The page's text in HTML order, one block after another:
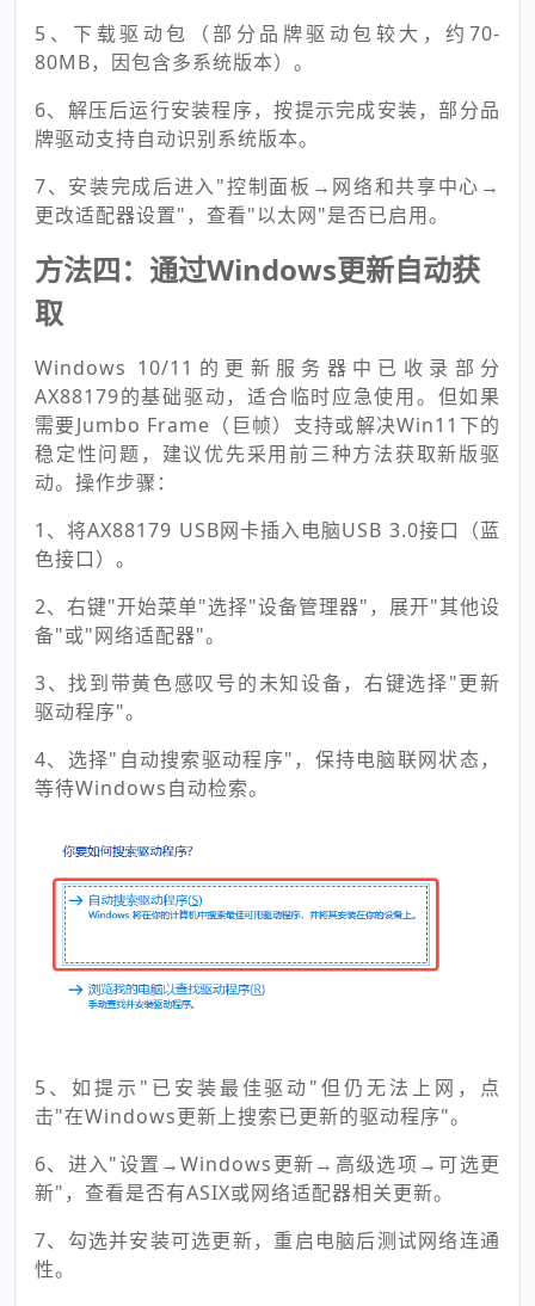
5、下载驱动包（部分品牌驱动包较大，约70-
80MB，因包含多系统版本）。
6、解压后运行安装程序，按提示完成安装，部分品
牌驱动支持自动识别系统版本。
7、安装完成后进入"控制面板→网络和共享中心→
更改适配器设置"，查看"以太网"是否已启用。
方法四：通过Windows更新自动获
取
Windows 10/11的更新服务器中已收录部分
AX88179的基础驱动，适合临时应急使用。但如果
需要Jumbo Frame（巨帧）支持或解决Win11下的
稳定性问题，建议优先采用前三种方法获取新版驱
动。操作步骤：
1、将AX88179 USB网卡插入电脑USB 3.0接口（蓝
色接口）。
2、右键"开始菜单"选择"设备管理器"，展开"其他设
备"或"网络适配器"。
3、找到带黄色感叹号的未知设备，右键选择"更新
驱动程序"。
4、选择"自动搜索驱动程序"，保持电脑联网状态，
等待Windows自动检索。
5、如提示"已安装最佳驱动"但仍无法上网，点
击"在Windows更新上搜索已更新的驱动程序"。
6、进入"设置→Windows更新→高级选项→可选更
新"，查看是否有ASIX或网络适配器相关更新。
7、勾选并安装可选更新，重启电脑后测试网络连通
性。